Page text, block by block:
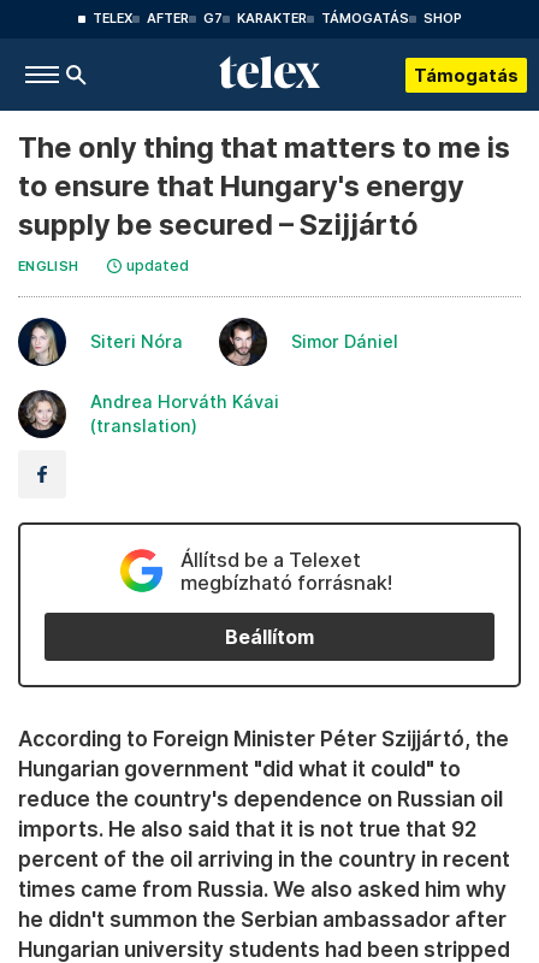
TELEX AFTER G7 KARAKTER TÁMOGATÁS SHOP
Támogatás
The only thing that matters to me is
to ensure that Hungary's energy
supply be secured – Szijjártó
ENGLISH updated
Siteri Nóra Simor Dániel
Andrea Horváth Kávai
(translation)
Állítsd be a Telexet
megbízható forrásnak!
Beállítom
According to Foreign Minister Péter Szijjártó, the
Hungarian government "did what it could" to
reduce the country's dependence on Russian oil
imports. He also said that it is not true that 92
percent of the oil arriving in the country in recent
times came from Russia. We also asked him why
he didn't summon the Serbian ambassador after
Hungarian university students had been stripped